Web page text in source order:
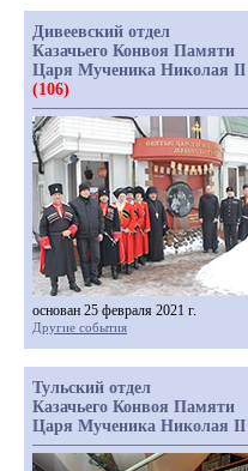
Дивеевский отдел
Казачьего Конвоя Памяти
Царя Мученика Николая II
(106)
основан 25 февраля 2021 г.
Другие события
Тульский отдел
Казачьего Конвоя Памяти
Царя Мученика Николая II